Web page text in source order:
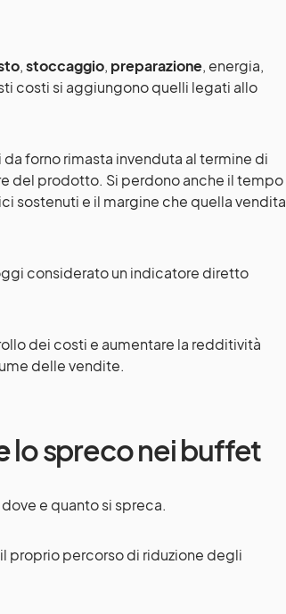
,stoccaggio, preparazione, energia,
costi si aggiungono quelli legati allo
forno rimasta invenduta al termine di
del prodotto. Si perdono anche il tempo
sostenuti e il margine che quella vendita
considerato un indicatore diretto
dei costi e aumentare la redditività
delle vendite.
lo spreco nei buffet
e quanto si spreca.
proprio percorso di riduzione degli